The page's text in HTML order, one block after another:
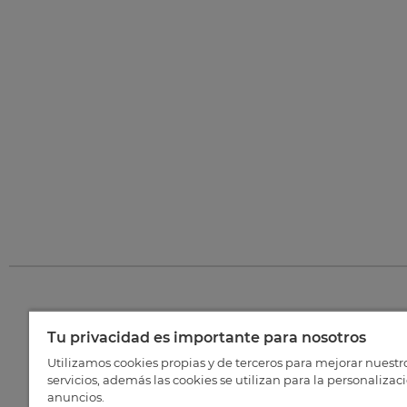
Tu privacidad es importante para nosotros
Utilizamos cookies propias y de terceros para mejorar
servicios, además las cookies se utilizan para la
anuncios.